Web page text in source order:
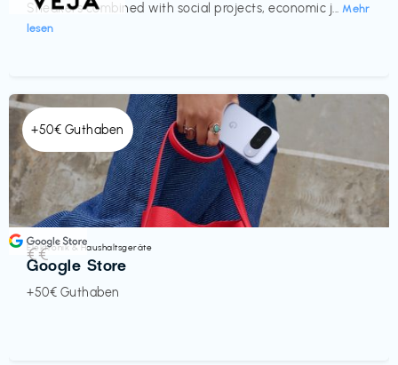
Sneakers combined with social projects, economic j... Mehr
lesen
+50€ Guthaben
Elektronik & Haushaltsgeräte
Google Store
+50€ Guthaben
€€‎